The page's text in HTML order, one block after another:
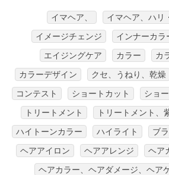
イマヘア、
イマヘア、ハリ
イメージチェンジ
インナーカラ
エイジングケア
カラー
カ
カラーデザイン
クセ、うねり、乾燥
コンテスト
ショートカット ショ
トリートメント
トリートメント、
ハイトーンカラー
ハイライト ブ
ヘアアイロン
ヘアアレンジ ヘア
ヘアカラー、ヘアダメージ、ヘア